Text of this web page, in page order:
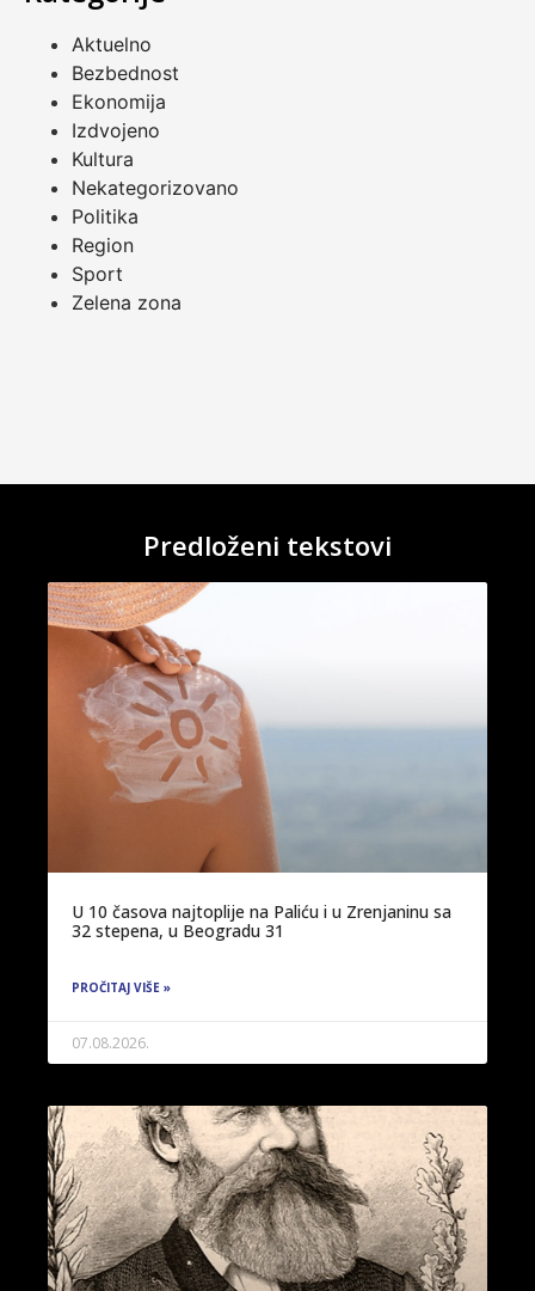
Aktuelno
Bezbednost
Ekonomija
Izdvojeno
Kultura
Nekategorizovano
Politika
Region
Sport
Zelena zona
Predloženi tekstovi
U 10 časova najtoplije na Paliću i u Zrenjaninu sa
32 stepena, u Beogradu 31
PROČITAJ VIŠE »
07.08.2026.